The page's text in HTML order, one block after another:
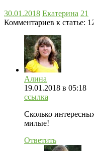
30.01.2018 Екатерина 21
Комментариев к статье:
Алина
19.01.2018 в 05:18
ссылка
Сколько
милые!
Ответить